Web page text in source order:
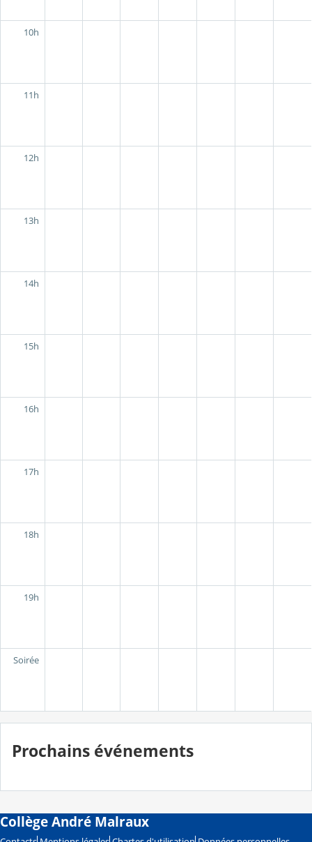
10h
11h
12h
13h
14h
15h
16h
17h
18h
19h
Soirée
Prochains événements
Collège André Malraux